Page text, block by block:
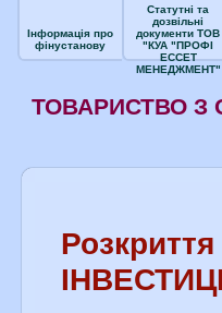
Інформація про
фінустанову
Статутні та
дозвільні
документи ТОВ
"КУА "ПРОФІ
ЕССЕТ
МЕНЕДЖМЕНТ"
ТОВАРИСТВО З